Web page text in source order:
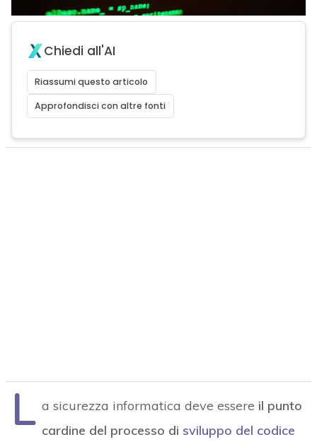
Chiedi all'AI
Riassumi questo articolo
Approfondisci con altre fonti
L a sicurezza informatica deve essere il punto
cardine del processo di sviluppo del codice